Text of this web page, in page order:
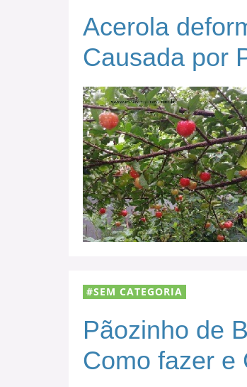
Acerola
Causada por
SEM CATEGORIA
Pãozinho de
Como fazer e